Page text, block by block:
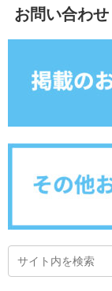
お問い合わせ